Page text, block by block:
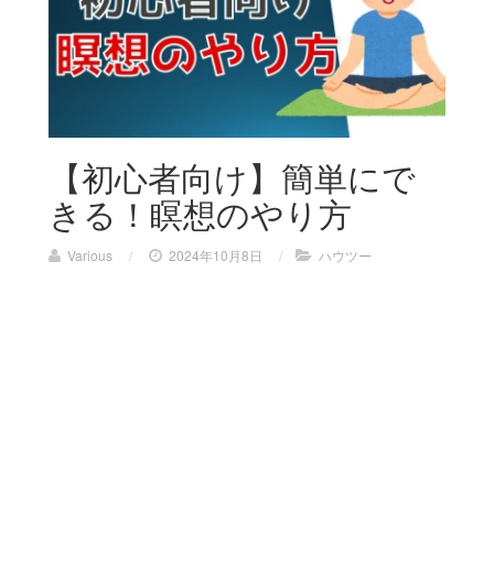
【初心者向け】簡単にで
きる！瞑想のやり方
Various / 2024年10月8日 / ハウツー